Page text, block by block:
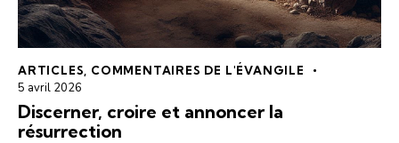
ARTICLES COMMENTAIRES DE L'ÉVANGILE
5 avril 2026
Discerner, croire et annoncer la
résurrection